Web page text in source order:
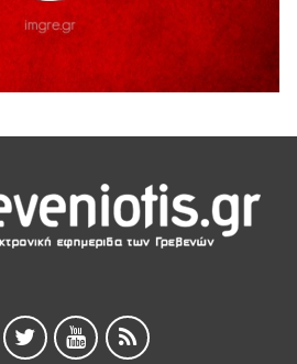
Τρίκωμο – «Γιορτή Παράδοσης»
Συλλόγου Γρεβενών
400.000€ για επιπλέον εργασίες